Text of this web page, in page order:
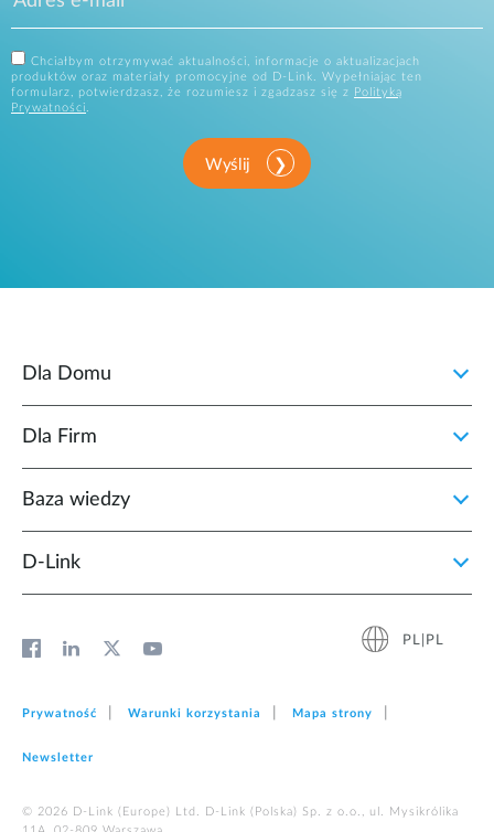
Chciałbym otrzymywać aktualności, informacje o aktualizacjach
produktów oraz materiały promocyjne od D-Link. Wypełniając ten
formularz, potwierdzasz, że rozumiesz i zgadzasz się z
Polityką
Prywatności.
Wyślij
Dla Domu
Dla Firm
Baza wiedzy
D‑Link
PL|PL
Prywatność Warunki korzystania Mapa strony
Newsletter
© 2026 D‑Link (Europe) Ltd. D-Link (Polska) Sp. z o.o., ul. Mysikrólika